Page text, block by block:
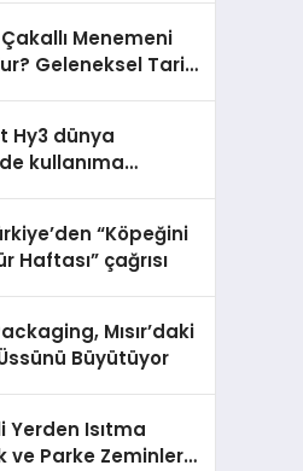
Menemeni
Geleneksel Tarif
Hy3 dünya
kullanıma
“Köpeğini
Haftası” çağrısı
Mısır’daki
Büyütüyor
Yerden Isıtma
ve Parke Zeminler